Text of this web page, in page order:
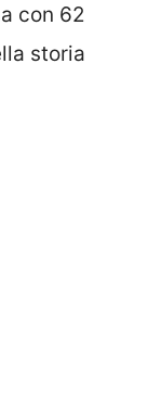
con 62
storia